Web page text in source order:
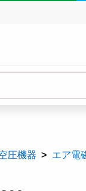
圧機器 エア電